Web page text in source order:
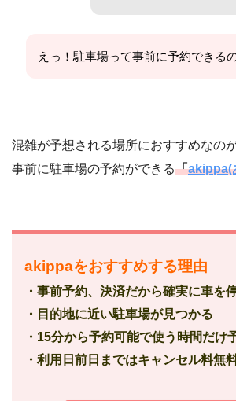
えっ！駐車場って事前に予約できる
混雑が予想される場所におすすめなの
事前に駐車場の予約ができる「akippa(
akippaをおすすめする理由
・事前予約、決済だから確実に車を
・目的地に近い駐車場が見つかる
・15分から予約可能で使う時間だけ
・利用日前日まではキャンセル料無